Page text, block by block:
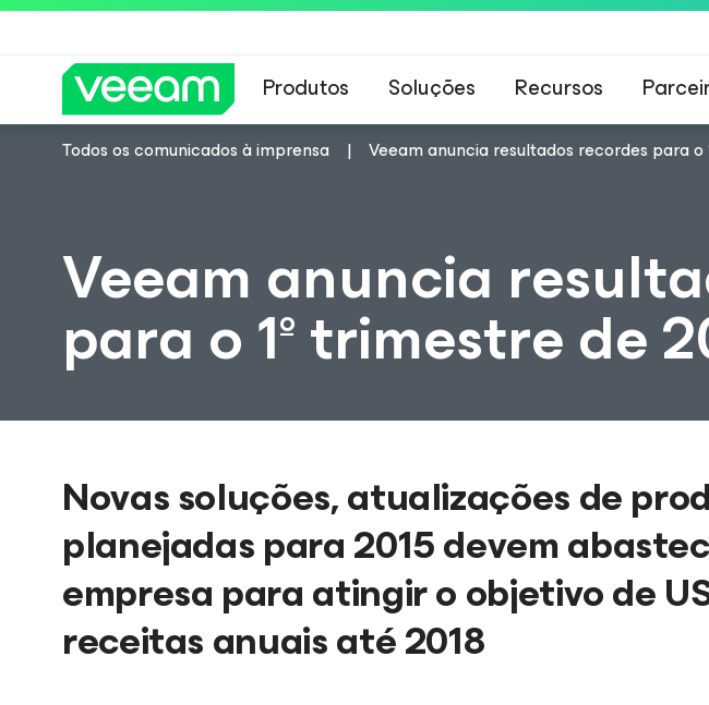
Produtos Soluções Recursos
Todos os comunicados à imprensa Veeam anuncia resultados recordes para o
Veeam anuncia
para o 1º trimestre de
Novas soluções, atualizações de
planejadas para 2015 devem
empresa para atingir o objetivo de
receitas anuais até 2018